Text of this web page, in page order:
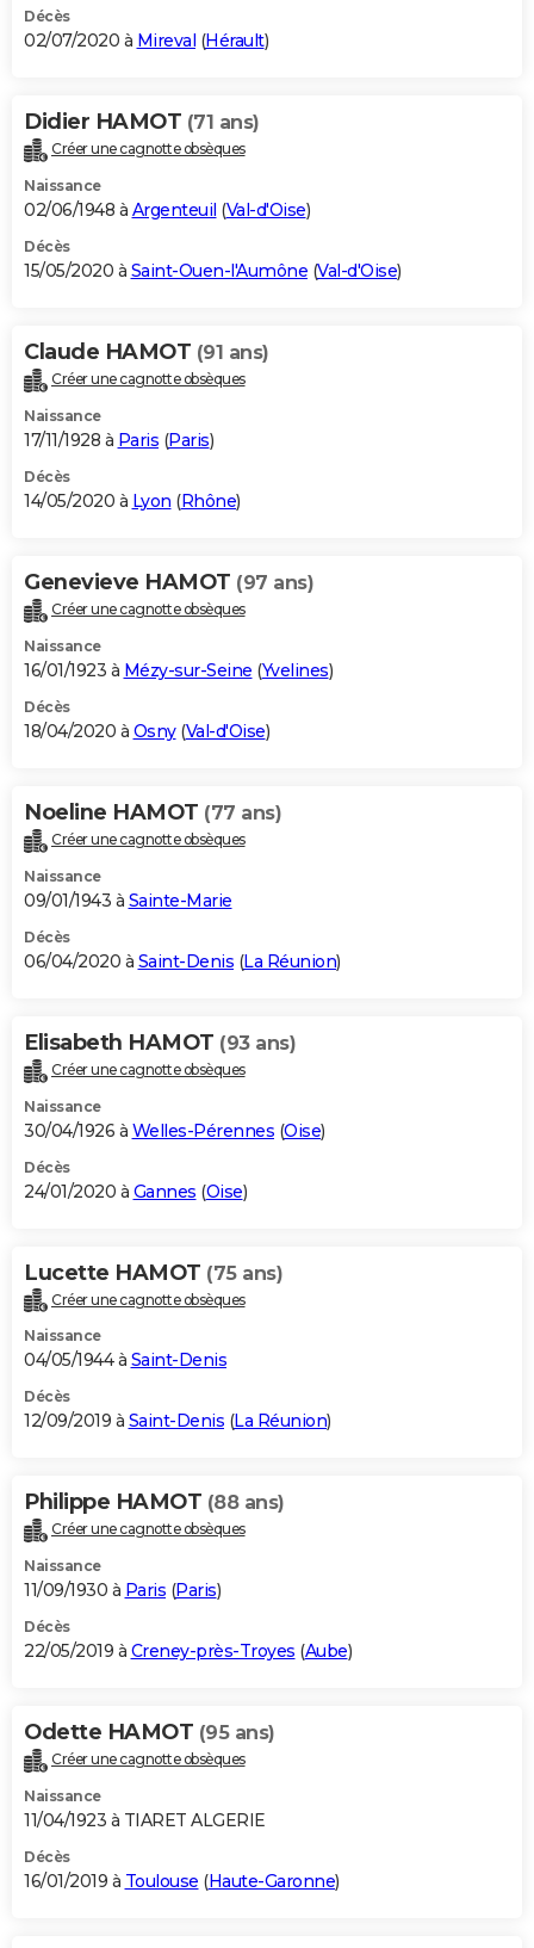
Décès
02/07/2020 à Mireval (Hérault)
Didier HAMOT (71 ans)
Créer une cagnotte obsèques
Naissance
02/06/1948 à Argenteuil (Val-d'Oise)
Décès
15/05/2020 à Saint-Ouen-l'Aumône (Val-d'Oise)
Claude HAMOT (91 ans)
Créer une cagnotte obsèques
Naissance
17/11/1928 à Paris (Paris)
Décès
14/05/2020 à Lyon (Rhône)
Genevieve HAMOT (97 ans)
Créer une cagnotte obsèques
Naissance
16/01/1923 à Mézy-sur-Seine (Yvelines)
Décès
18/04/2020 à Osny(Val-d'Oise)
Noeline HAMOT (77 ans)
Créer une cagnotte obsèques
Naissance
09/01/1943 à Sainte-Marie
Décès
06/04/2020 à Saint-Denis (La Réunion)
Elisabeth HAMOT (93 ans)
Créer une cagnotte obsèques
Naissance
30/04/1926 à Welles-Pérennes (Oise)
Décès
24/01/2020 à Gannes (Oise)
Lucette HAMOT (75 ans)
Créer une cagnotte obsèques
Naissance
04/05/1944 à Saint-Denis
Décès
12/09/2019 à Saint-Denis (La Réunion)
Philippe HAMOT (88 ans)
Créer une cagnotte obsèques
Naissance
11/09/1930 à Paris (Paris)
Décès
22/05/2019 à Creney-près-Troyes (Aube)
Odette HAMOT (95 ans)
Créer une cagnotte obsèques
Naissance
11/04/1923 à TIARET ALGERIE
Décès
16/01/2019 à Toulouse (Haute-Garonne)